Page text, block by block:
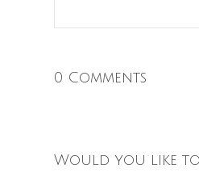
0 Comments
Would you like